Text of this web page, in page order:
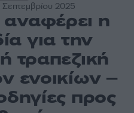
2025
η
για την
τραπεζική
ενοικίων –
προς